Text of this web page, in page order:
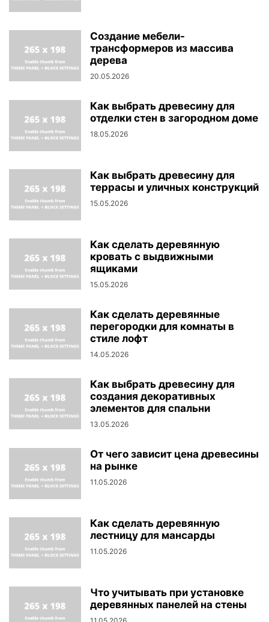
Создание мебели-
трансформеров из массива
дерева
20.05.2026
Как выбрать древесину для
отделки стен в загородном доме
18.05.2026
Как выбрать древесину для
террасы и уличных конструкций
15.05.2026
Как сделать деревянную
кровать с выдвижными
ящиками
15.05.2026
Как сделать деревянные
перегородки для комнаты в
стиле лофт
14.05.2026
Как выбрать древесину для
создания декоративных
элементов для спальни
13.05.2026
От чего зависит цена древесины
на рынке
11.05.2026
Как сделать деревянную
лестницу для мансарды
11.05.2026
Что учитывать при установке
деревянных панелей на стены